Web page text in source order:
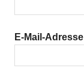
E-Mail-Adresse